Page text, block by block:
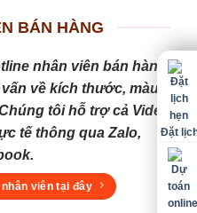
BÁN HÀNG
nhân viên bán hàng
về kích thước, màu
tôi hỗ trợ cả Video
tế thông qua Zalo,
viên tại đây
Đặt